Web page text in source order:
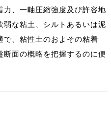
力、一軸圧縮強度及び許容地
弱な粘土、シルトあるいは泥
で、粘性土のおよその粘着
断面の概略を把握するのに便